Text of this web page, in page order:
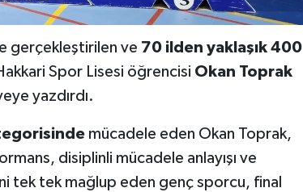
gerçekleştirilen ve 70 ilden yaklaşık 400
Spor Lisesi öğrencisi Okan Toprak
yazdırdı.
mücadele eden Okan Toprak,
disiplinli mücadele anlayışı ve
tek tek mağlup eden genç sporcu, final